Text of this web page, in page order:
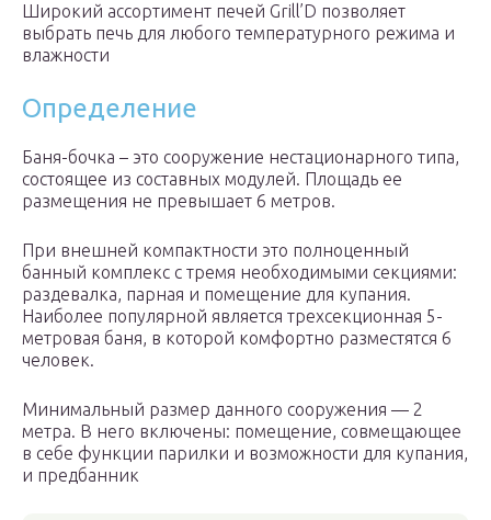
Широкий ассортимент печей Grill’D позволяет
выбрать печь для любого температурного режима и
влажности
Определение
Баня-бочка – это сооружение нестационарного типа,
состоящее из составных модулей. Площадь ее
размещения не превышает 6 метров.
При внешней компактности это полноценный
банный комплекс с тремя необходимыми секциями:
раздевалка, парная и помещение для купания.
Наиболее популярной является трехсекционная 5-
метровая баня, в которой комфортно разместятся 6
человек.
Минимальный размер данного сооружения — 2
метра. В него включены: помещение, совмещающее
в себе функции парилки и возможности для купания,
и предбанник